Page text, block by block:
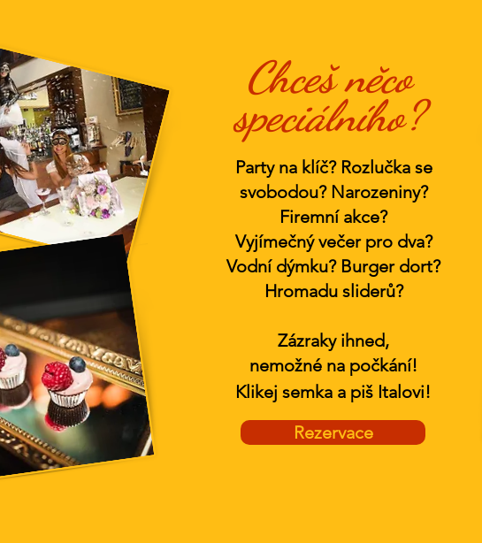
Chceš něco
speciálního?
Party na klíč? Rozlučka se
svobodou? Narozeniny?
Firemní akce?
Vyjímečný večer pro dva?
Vodní dýmku? Burger dort?
Hromadu sliderů?
Zázraky ihned,
nemožné na počkání!
Klikej semka a piš Italovi!
Rezervace